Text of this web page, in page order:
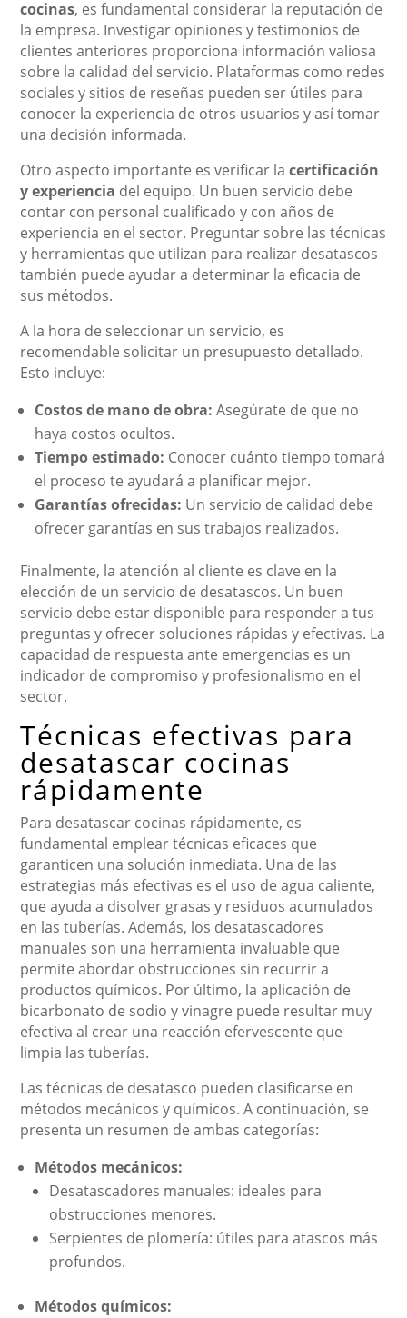
cocinas, es fundamental considerar la reputación de
la empresa. Investigar opiniones y testimonios de
clientes anteriores proporciona información valiosa
sobre la calidad del servicio. Plataformas como redes
sociales y sitios de reseñas pueden ser útiles para
conocer la experiencia de otros usuarios y así tomar
una decisión informada.
Otro aspecto importante es verificar lacertificación
y experiencia del equipo. Un buen servicio debe
contar con personal cualificado y con años de
experiencia en el sector. Preguntar sobre las técnicas
y herramientas que utilizan para realizar desatascos
también puede ayudar a determinar la eficacia de
sus métodos.
A la hora de seleccionar un servicio, es
recomendable solicitar un presupuesto detallado.
Esto incluye:
Costos de mano de obra: Asegúrate de que no
haya costos ocultos.
Tiempo estimado: Conocer cuánto tiempo tomará
el proceso te ayudará a planificar mejor.
Garantías ofrecidas: Un servicio de calidad debe
ofrecer garantías en sus trabajos realizados.
Finalmente, la atención al cliente es clave en la
elección de un servicio de desatascos. Un buen
servicio debe estar disponible para responder a tus
preguntas y ofrecer soluciones rápidas y efectivas. La
capacidad de respuesta ante emergencias es un
indicador de compromiso y profesionalismo en el
sector.
Técnicas efectivas para
desatascar cocinas
rápidamente
Para desatascar cocinas rápidamente, es
fundamental emplear técnicas eficaces que
garanticen una solución inmediata. Una de las
estrategias más efectivas es el uso de agua caliente,
que ayuda a disolver grasas y residuos acumulados
en las tuberías. Además, los desatascadores
manuales son una herramienta invaluable que
permite abordar obstrucciones sin recurrir a
productos químicos. Por último, la aplicación de
bicarbonato de sodio y vinagre puede resultar muy
efectiva al crear una reacción efervescente que
limpia las tuberías.
Las técnicas de desatasco pueden clasificarse en
métodos mecánicos y químicos. A continuación, se
presenta un resumen de ambas categorías:
Métodos mecánicos:
Desatascadores manuales: ideales para
obstrucciones menores.
Serpientes de plomería: útiles para atascos más
profundos.
Métodos químicos: